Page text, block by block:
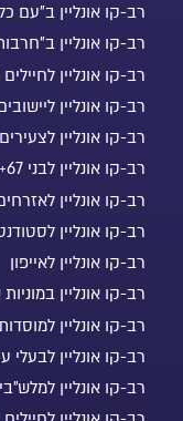
רב-קו אונליין ב"עם
רב-קו אונליין
רב-קו אונליין
רב-קו אונליין
רב-קו אונליין לצעירים
רב-קו אונליין לבני 67+
רב-קו אונליין
רב-קו אונליין
רב-קו אונליין לאייפון
רב-קו אונליין
רב-קו אונליין
רב-קו אונליין לבעלי
רב-קו אונליין